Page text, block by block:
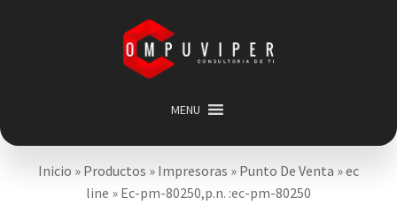
Saltar
navegación
contenido
MENU
Inicio
Categorias
Expandir
menú
Inicio » Productos » Impresoras » Punto De Venta »ec
line » Ec-pm-80250,p.n. :ec-pm-80250